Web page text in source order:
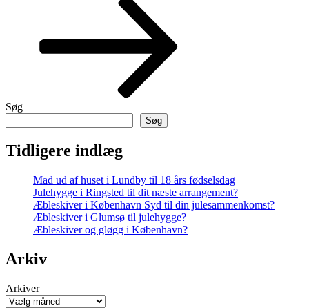
Søg
Søg
Tidligere indlæg
Mad ud af huset i Lundby til 18 års fødselsdag
Julehygge i Ringsted til dit næste arrangement?
Æbleskiver i København Syd til din julesammenkomst?
Æbleskiver i Glumsø til julehygge?
Æbleskiver og gløgg i København?
Arkiv
Arkiver